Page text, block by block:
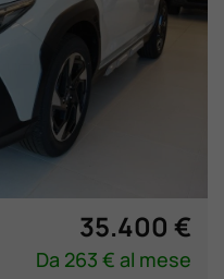
35.400 €
Da 263 € al mese